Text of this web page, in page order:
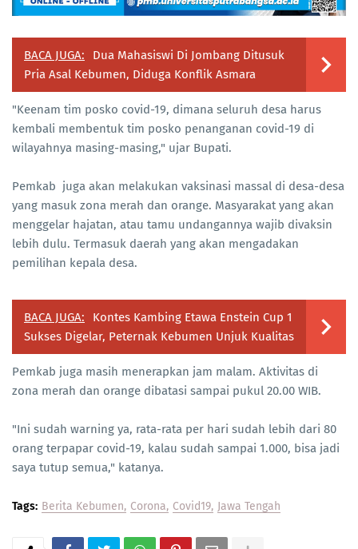
BACA JUGA:
Dua Mahasiswi Di Jombang Ditusuk
Pria Asal Kebumen, Diduga Konflik Asmara
"Keenam tim posko covid-19, dimana seluruh desa harus
kembali membentuk tim posko penanganan covid-19 di
wilayahnya masing-masing," ujar Bupati.
Pemkab juga akan melakukan vaksinasi massal di desa-desa
yang masuk zona merah dan orange. Masyarakat yang akan
menggelar hajatan, atau tamu undangannya wajib divaksin
lebih dulu. Termasuk daerah yang akan mengadakan
pemilihan kepala desa.
BACA JUGA:
Kontes Kambing Etawa Enstein Cup 1
Sukses Digelar, Peternak Kebumen Unjuk Kualitas
Pemkab juga masih menerapkan jam malam. Aktivitas di
zona merah dan orange dibatasi sampai pukul 20.00 WIB.
"Ini sudah warning ya, rata-rata per hari sudah lebih dari 80
orang terpapar covid-19, kalau sudah sampai 1.000, bisa jadi
saya tutup semua," katanya.
Tags: Berita Kebumen Corona Covid19 Jawa Tengah